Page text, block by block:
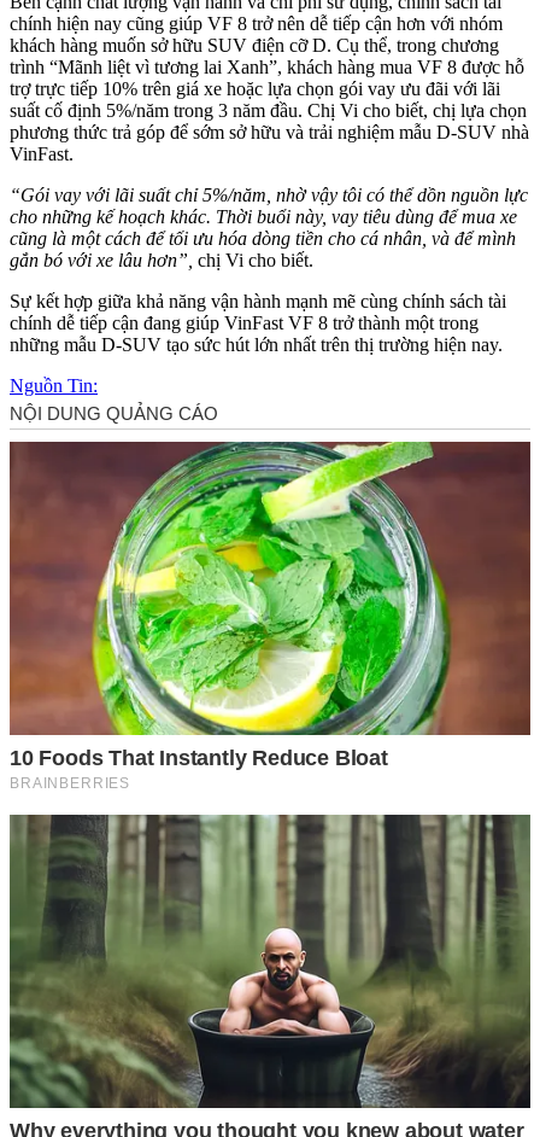
chính hiện nay cũng giúp VF 8 trở nên dễ tiếp cận hơn với nhóm
khách hàng muốn sở hữu SUV điện cỡ D. Cụ thể, trong chương
trình “Mãnh liệt vì tương lai Xanh”, khách hàng mua VF 8 được hỗ
trợ trực tiếp 10% trên giá xe hoặc lựa chọn gói vay ưu đãi với lãi
suất cố định 5%/năm trong 3 năm đầu. Chị Vi cho biết, chị lựa chọn
phương thức trả góp để sớm sở hữu và trải nghiệm mẫu D-SUV nhà
VinFast.
“Gói vay với lãi suất chỉ 5%/năm, nhờ vậy tôi có thể dồn nguồn lực
cho những kế hoạch khác. Thời buổi này, vay tiêu dùng để mua xe
cũng là một cách để tối ưu hóa dòng tiền cho cá nhân, và để mình
gắn bó với xe lâu hơn”, chị Vi cho biết.
Sự kết hợp giữa khả năng vận hành mạnh mẽ cùng chính sách tài
chính dễ tiếp cận đang giúp VinFast VF 8 trở thành một trong
những mẫu D-SUV tạo sức hút lớn nhất trên thị trường hiện nay.
Nguồn Tin: